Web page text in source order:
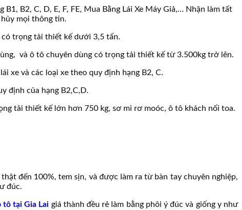
B2, C, D, E, F, FE, Mua Bằng Lái Xe Máy Giả,… Nhận làm tất
mọi thông tin.
có trọng tải thiết kế dưới 3,5 tấn.
và ô tô chuyên dùng có trọng tải thiết kế từ 3.500kg trở lên.
xe và các loại xe theo quy định hạng B2, C.
định của hạng B2,C,D.
tải thiết kế lớn hơn 750 kg, sơ mi rơ moóc, ô tô khách nối toa.
đến 100%, tem sịn, và được làm ra từ bàn tay chuyên nghiệp,
đúc.
tô tại Gia Lai giá thành đều rẻ làm bằng phôi ý đúc và giống y như